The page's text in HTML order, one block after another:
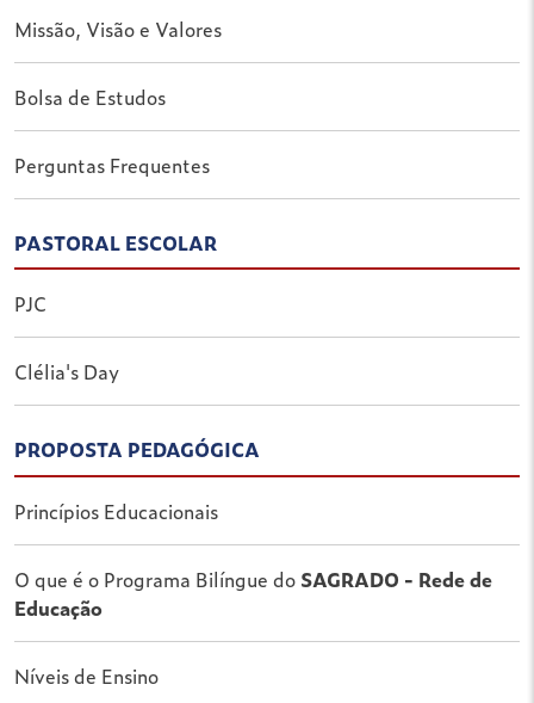
Missão, Visão e Valores
Bolsa de Estudos
Perguntas Frequentes
PASTORAL ESCOLAR
PJC
Clélia's Day
PROPOSTA PEDAGÓGICA
Princípios Educacionais
O que é o Programa Bilíngue do SAGRADO - Rede de
Educação
Níveis de Ensino